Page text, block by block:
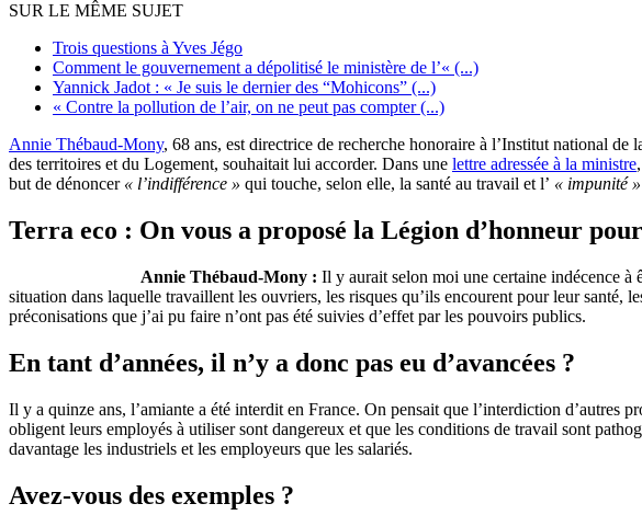
SUR LE MÊME SUJET
Trois questions à Yves Jégo
Comment le gouvernement a dépolitisé le ministère de l’« (...)
Yannick Jadot : « Je suis le dernier des “Mohicons” (...)
« Contre la pollution de l’air, on ne peut pas compter (...)
Annie Thébaud-Mony, 68 ans, est directrice de recherche honoraire à l’Institut national
des territoires et du Logement, souhaitait lui accorder. Dans une lettre adressée à la ministre
but de dénoncer « l’indifférence » qui touche, selon elle, la santé au travail et l’ « impunité »
Terra eco : On vous a proposé la Légion d’honneur
Annie Thébaud-Mony : Il y aurait selon moi une certaine indécence à
situation dans laquelle travaillent les ouvriers, les risques qu’ils encourent pour leur santé,
préconisations que j’ai pu faire n’ont pas été suivies d’effet par les pouvoirs publics.
En tant d’années, il n’y a donc pas eu d’avancées ?
Il y a quinze ans, l’amiante a été interdit en France. On pensait que l’interdiction d’autres
obligent leurs employés à utiliser sont dangereux et que les conditions de travail sont
davantage les industriels et les employeurs que les salariés.
Avez-vous des exemples ?